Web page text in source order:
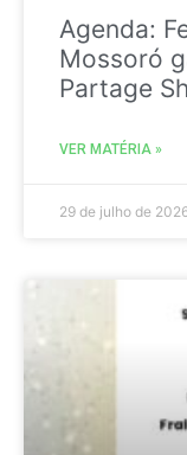
Agenda:
Mossoró
Partage
VER MATÉRIA »
29 de julho de